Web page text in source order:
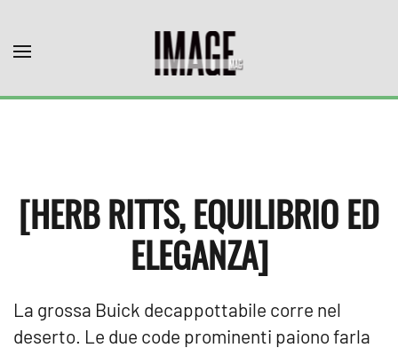
Skip to main content
[HERB RITTS, EQUILIBRIO ED
ELEGANZA]
La grossa Buick decappottabile corre nel
deserto. Le due code prominenti paiono farla